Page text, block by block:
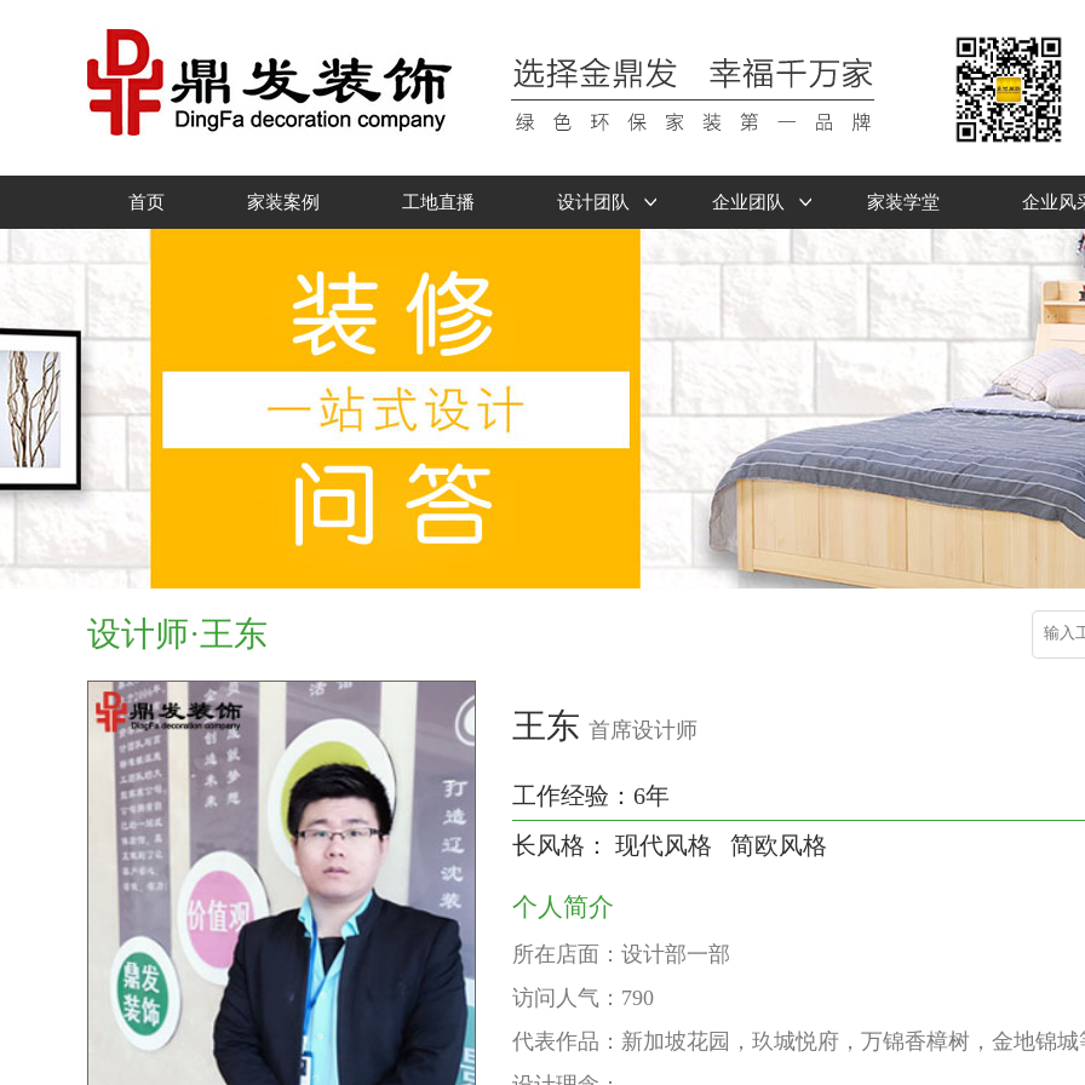
首页 家装案例 工地直播 设计团队 企业团队 家装学堂 企业风
设计师·王东
王东 首席设计师
工作经验：6年
长风格： 现代风格 简欧风格
个人简介
所在店面：设计部一部
访问人气：790
代表作品：新加坡花园，玖城悦府，万锦香樟树，金地锦城